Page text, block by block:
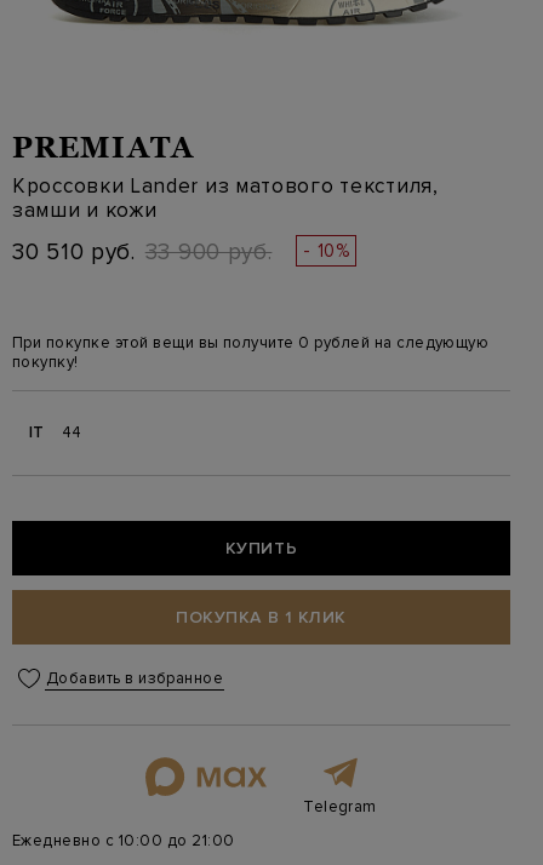
PREMIATA
Кроссовки Lander из матового текстиля,
замши и кожи
30 510 руб. 33 900 руб. - 10%
При покупке этой вещи вы получите 0 рублей на следующую
покупку!
IT 44
КУПИТЬ
ПОКУПКА В 1 КЛИК
Добавить в избранное
Telegram
Ежедневно с 10:00 до 21:00